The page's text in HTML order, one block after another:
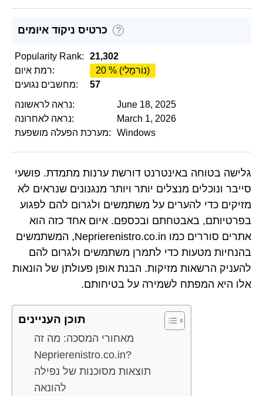
כרטיס ניקוד איומים ?
Popularity Rank:
21,302
רמת איום:
20 % (נוֹרמָלִי)
מחשבים נגועים:
57
נראה לראשונה:
June 18, 2025
נראה לאחרונה:
March 1, 2026
מערכת הפעלה מושפעת:
Windows
גלישה בטוחה באינטרנט דורשת ערנות מתמדת. פושעי
סייבר ונוכלים מנצלים יותר ויותר מנגנונים שנראים לא
מזיקים כדי להערים על משתמשים ולגרום להם לפגוע
בפרטיותם, באבטחתם ובכספם. איום אחד כזה הוא
אתרים סוררים כמו Neprierenistro.co.in, המשתמשים
בהנחיות מטעות כדי לתמרן משתמשים ולגרום להם
להעניק הרשאות מזיקות. הבנת אופן פעולתן של הונאות
אלו היא המפתח לשמירה על בטיחותם.
תוכן העניינים
מאחורי המסכה: מה זה
Neprierenistro.co.in?
תוצאות מסוכנות של נפילה
להונאה